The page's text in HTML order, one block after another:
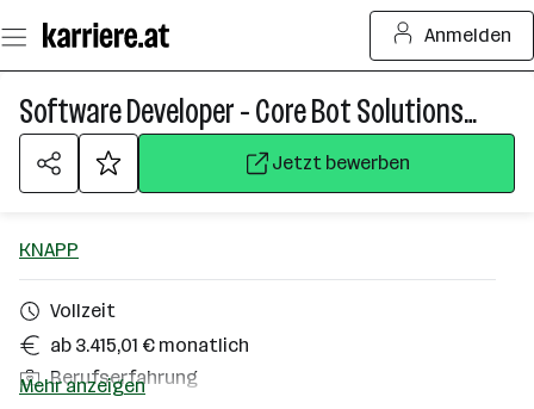
Seiteninhalt
springen
Anmelden
Software Developer - Core Bot Solutions (m/w/d)
Jetzt bewerben
KNAPP
Vollzeit
ab 3.415,01 € monatlich
Berufserfahrung
Mehr anzeigen